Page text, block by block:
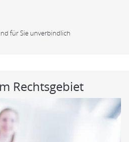
für Sie unverbindlich
Rechtsgebiet